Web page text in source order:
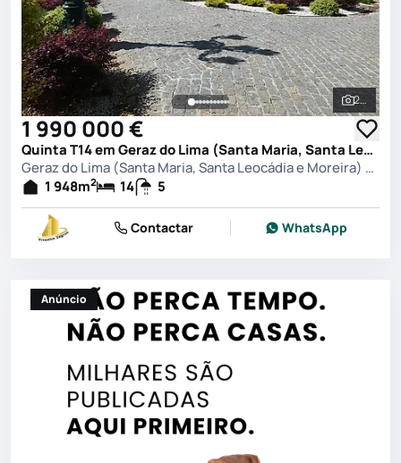
Ver
219
1 990 000 €
Quinta T14 em Geraz do Lima (Santa Maria, Santa Leocádia e Moreira) e Deão, Viana do Castelo
Geraz do Lima (Santa Maria, Santa Leocádia e Moreira) e Deão, Viana do Castelo
1 948m2 14 5
Contactar WhatsApp
Anúncio